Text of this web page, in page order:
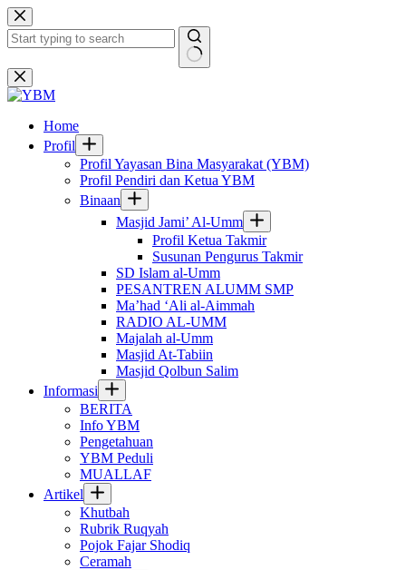
Skip
to
content
No
results
Home
Profil
Profil Yayasan Bina Masyarakat (YBM)
Profil Pendiri dan Ketua YBM
Binaan
Masjid Jami’ Al-Umm
Profil Ketua Takmir
Susunan Pengurus Takmir
SD Islam al-Umm
PESANTREN ALUMM SMP
Ma’had ‘Ali al-Aimmah
RADIO AL-UMM
Majalah al-Umm
Masjid At-Tabiin
Masjid Qolbun Salim
Informasi
BERITA
Info YBM
Pengetahuan
YBM Peduli
MUALLAF
Artikel
Khutbah
Rubrik Ruqyah
Pojok Fajar Shodiq
Ceramah